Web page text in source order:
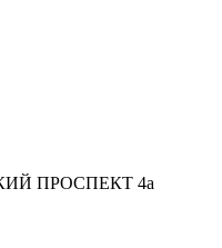
ПРОСПЕКТ 4а